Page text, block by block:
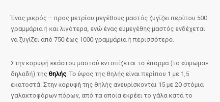
Ένας μικρός – προς μετρίου μεγέθους μαστός ζυγίζει περίπου 500
γραμμάρια ή και λιγότερα, ενώ ένας ευμεγέθης μαστός ενδέχεται
να ζυγίζει από 750 έως 1000 γραμμάρια ή περισσότερο.
Στην κορυφή εκάστου μαστού εντοπίζεται το έπαρμα (το «ύψωμα»
δηλαδή) τηςθηλής. Το ύψος της θηλής είναι περίπου 1 με 1,5
εκατοστά. Στην κορυφή της θηλής ανευρίσκονται 15 με 20 στόμια
γαλακτοφόρων πόρων, από τα οποία εκρέει το γάλα κατά το